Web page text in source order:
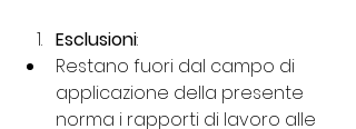
Esclusioni:
Restano fuori dal campo di
applicazione della presente
norma i rapporti di lavoro alle